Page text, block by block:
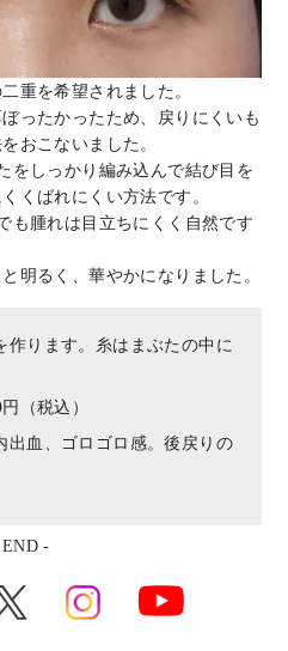
重を希望されました。
ったかったため、戻りにくいも
おこないました。
をしっかり編み込んで結び目を
くばれにくい方法です。
も腫れは目立ちにくく自然です
明るく、華やかになりました。
作ります。糸はまぶたの中に
（税込）
出血、ゴロゴロ感。後戻りの
-